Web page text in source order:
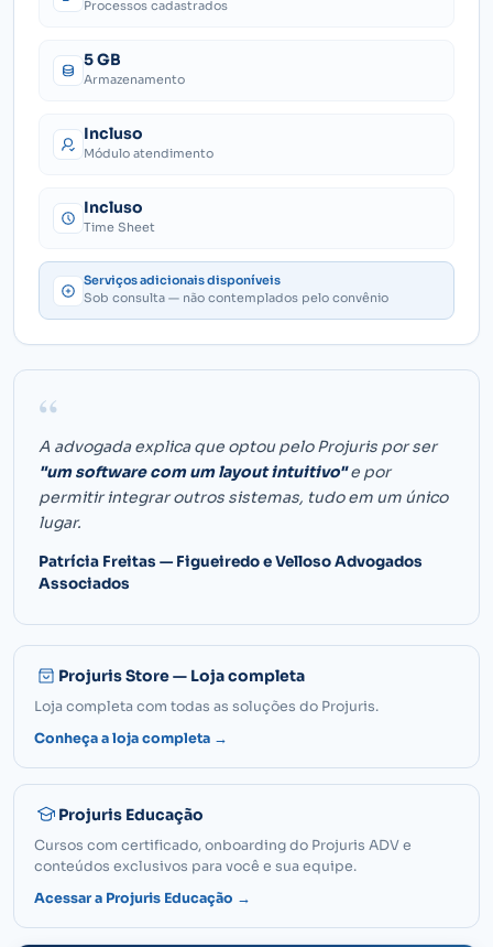
Processos cadastrados
5 GB
Armazenamento
Incluso
Módulo atendimento
Incluso
Time Sheet
Serviços adicionais disponíveis
Sob consulta — não contemplados pelo convênio
“
A advogada explica que optou pelo Projuris por ser
"um software com um layout intuitivo"e por
permitir integrar outros sistemas, tudo em um único
lugar.
Patrícia Freitas — Figueiredo e Velloso Advogados
Associados
Projuris Store — Loja completa
Loja completa com todas as soluções do Projuris.
Conheça a loja completa →
Projuris Educação
Cursos com certificado, onboarding do Projuris ADV e
conteúdos exclusivos para você e sua equipe.
Acessar a Projuris Educação →